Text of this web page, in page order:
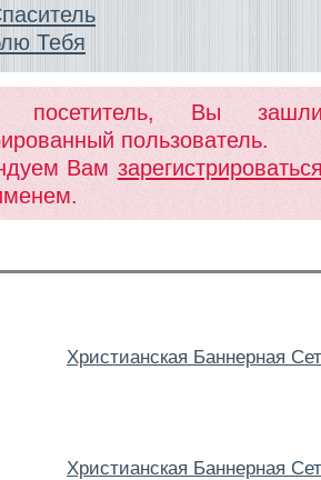
Тебя
посетитель, Вы
пользователь.
Вам
Христианская Баннерная
Христианская Баннерная